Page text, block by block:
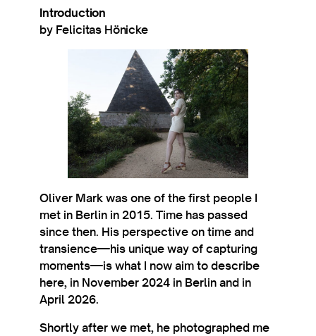
Introduction
by Felicitas Hönicke
Oliv­er Mark was one of the first people I
met in Ber­lin in 2015. Time has passed
since then. His per­spect­ive on time and
transience—his unique way of cap­tur­ing
moments—is what I now aim to describe
here, in Novem­ber 2024 in Ber­lin and in
April 2026.
Shortly after we met, he pho­to­graphed me